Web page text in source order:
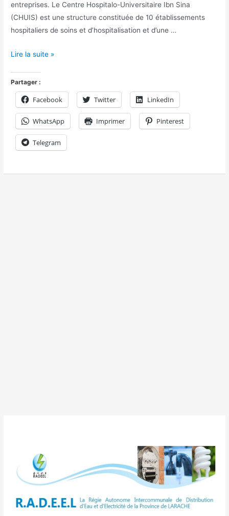
entreprises. Le Centre Hospitalo-Universitaire Ibn Sina
(CHUIS) est une structure constituée de 10 établissements
hospitaliers de soins et d’hospitalisation et d’une …
Lire la suite »
Partager :
Facebook Twitter LinkedIn
WhatsApp Imprimer Pinterest
Telegram